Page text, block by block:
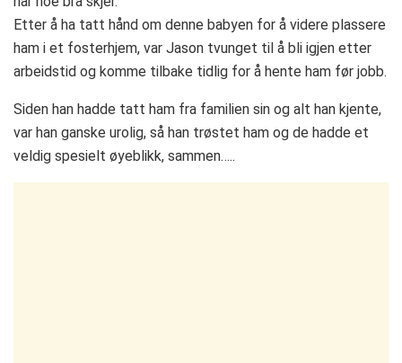
Etter å ha tatt hånd om denne babyen for å videre plassere
ham i et fosterhjem, var Jason tvunget til å bli igjen etter
arbeidstid og komme tilbake tidlig for å hente ham før jobb.
Siden han hadde tatt ham fra familien sin og alt han kjente,
var han ganske urolig, så han trøstet ham og de hadde et
veldig spesielt øyeblikk, sammen…..